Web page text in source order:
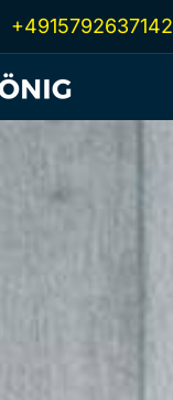
+4915792637142